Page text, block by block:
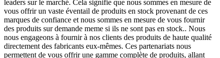
leaders sur le marché. Cela signifie que nous sommes en mesure de
vous offrir un vaste éventail de produits en stock provenant de ces
marques de confiance et nous sommes en mesure de vous fournir
des produits sur demande meme si ils ne sont pas en stock.. Nous
nous engageons à fournir à nos clients des produits de haute qualité
directement des fabricants eux-mêmes. Ces partenariats nous
permettent de vous offrir une gamme complète de produits, allant